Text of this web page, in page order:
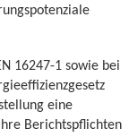
16247-1 sowie bei
eine
Berichtspflichten